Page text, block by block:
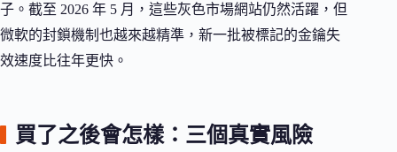
子。截至 2026 年 5 月，這些灰色市場網站仍然活躍，但
微軟的封鎖機制也越來越精準，新一批被標記的金鑰失
效速度比往年更快。
買了之後會怎樣：三個真實風險